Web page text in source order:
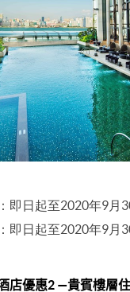
即日起至2020年9月
即日起至2020年9月
店優惠2 —貴賓樓層